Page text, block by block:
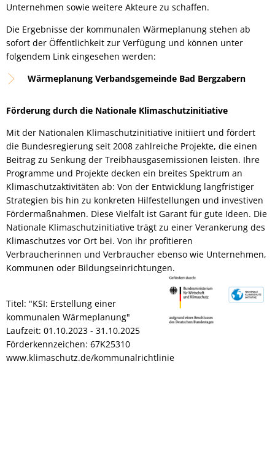
Unternehmen sowie weitere Akteure zu schaffen.
Die Ergebnisse der kommunalen Wärmeplanung stehen ab
sofort der Öffentlichkeit zur Verfügung und können unter
folgendem Link eingesehen werden:
Wärmeplanung Verbandsgemeinde Bad Bergzabern
Förderung durch die Nationale Klimaschutzinitiative
Mit der Nationalen Klimaschutzinitiative initiiert und fördert
die Bundesregierung seit 2008 zahlreiche Projekte, die einen
Beitrag zu Senkung der Treibhausgasemissionen leisten. Ihre
Programme und Projekte decken ein breites Spektrum an
Klimaschutzaktivitäten ab: Von der Entwicklung langfristiger
Strategien bis hin zu konkreten Hilfestellungen und investiven
Fördermaßnahmen. Diese Vielfalt ist Garant für gute Ideen. Die
Nationale Klimaschutzinitiative trägt zu einer Verankerung des
Klimaschutzes vor Ort bei. Von ihr profitieren
Verbraucherinnen und Verbraucher ebenso wie Unternehmen,
Kommunen oder Bildungseinrichtungen.
Titel: "KSI: Erstellung einer
kommunalen Wärmeplanung"
Laufzeit: 01.10.2023 - 31.10.2025
Förderkennzeichen: 67K25310
www.klimaschutz.de/kommunalrichtlinie